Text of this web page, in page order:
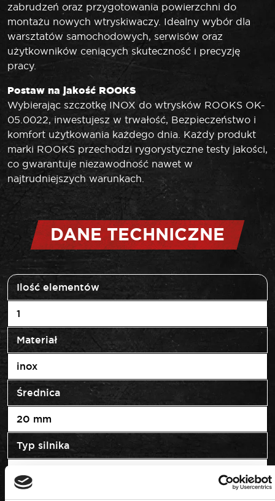
zabrudzeń oraz przygotowania powierzchni do
montażu nowych wtryskiwaczy. Idealny wybór dla
warsztatów samochodowych, serwisów oraz
użytkowników ceniących skuteczność i precyzję
pracy.
Postaw na jakość ROOKS
Wybierając szczotkę INOX do wtrysków ROOKS OK-
05.0022, inwestujesz w trwałość, Bezpieczeństwo i
komfort użytkowania każdego dnia. Każdy produkt
marki ROOKS przechodzi rygorystyczne testy jakości,
co gwarantuje niezawodność nawet w
najtrudniejszych warunkach.
DANE TECHNICZNE
Ilość elementów
1
Materiał
inox
Średnica
20 mm
Typ silnika
Waga